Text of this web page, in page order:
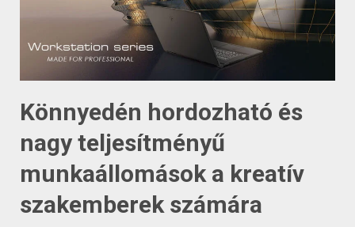
Könnyedén hordozható és
nagy teljesítményű
munkaállomások a kreatív
szakemberek számára